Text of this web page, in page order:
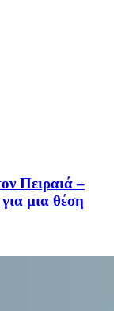
Πειραιά –
μια θέση